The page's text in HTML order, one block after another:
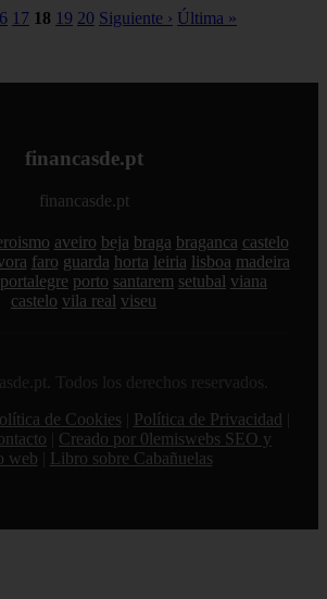
17 18 19 20 Siguiente › Última »
financasde.pt
financasde.pt
aveiro beja braga braganca castelo
faro guarda horta leiria lisboa madeira
portalegre porto santarem setubal viana
castelo vila real viseu
Todos los derechos reservados.
de Cookies Política de Privacidad
Creado por 0lemiswebs SEO y
web
Libro sobre Cabañuelas